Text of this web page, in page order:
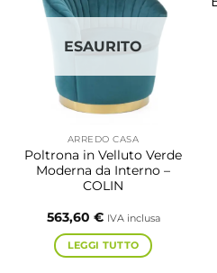
ESAURITO
ARREDO CASA
Poltrona in Velluto Verde
Moderna da Interno –
COLIN
563,60 € IVA inclusa
LEGGI TUTTO